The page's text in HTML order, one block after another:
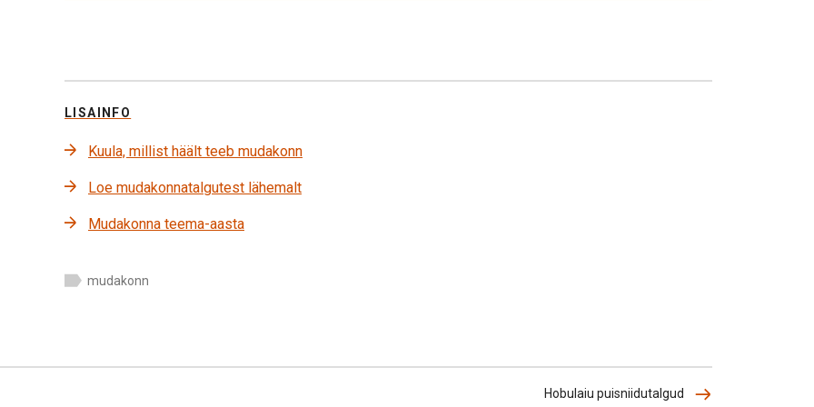
LISAINFO
Kuula, millist häält teeb mudakonn
Loe mudakonnatalgutest lähemalt
Mudakonna teema-aasta
mudakonn
Hobulaiu puisniidutalgud